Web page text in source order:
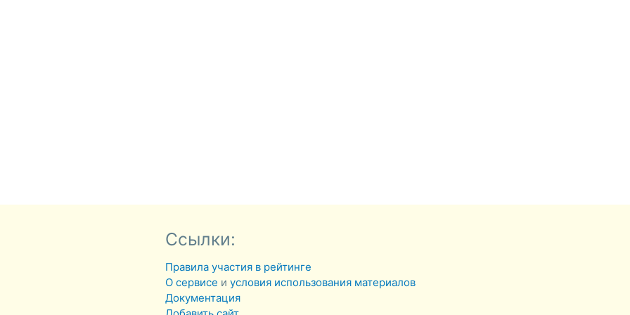
Ссылки:
Правила участия в рейтинге
О сервисе иусловия использования материалов
Документация